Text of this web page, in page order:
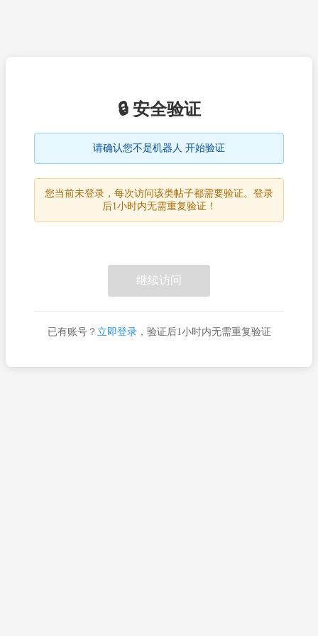
🔒 安全验证
请确认您不是机器人 开始验证
您当前未登录，每次访问该类帖子都需要验证。登录
后1小时内无需重复验证！
继续访问
已有账号？ 立即登录，验证后1小时内无需重复验证